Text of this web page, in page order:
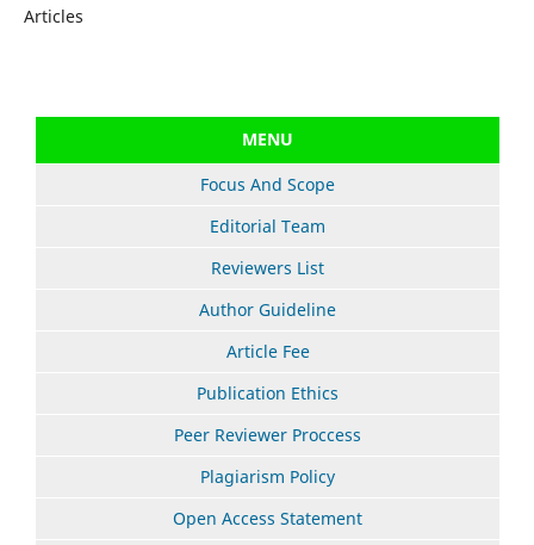
Articles
MENU
Focus And Scope
Editorial Team
Reviewers List
Author Guideline
Article Fee
Publication Ethics
Peer Reviewer Proccess
Plagiarism Policy
Open Access Statement